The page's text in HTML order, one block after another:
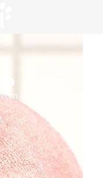
– wir sind